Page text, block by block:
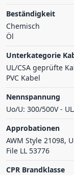
Beständigkeit
Chemisch
Öl
Unterkategorie
UL/CSA geprüfte
PVC Kabel
Nennspannung
Uo/U: 300/500V -
Approbationen
AWM Style 21098,
File LL 53776
CPR Brandklasse